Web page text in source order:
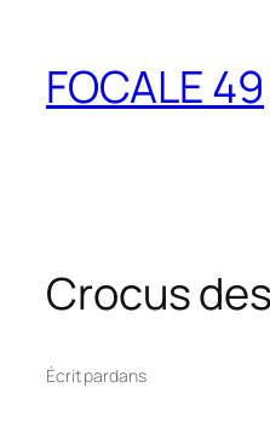
contenu
FOCALE 49
Crocus
Écrit pardans